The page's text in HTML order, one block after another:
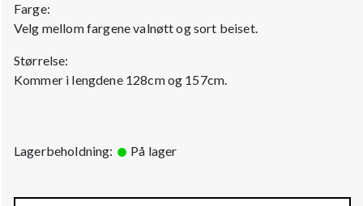
Farge:
Velg mellom fargene valnøtt og sort beiset.
Størrelse:
Kommer i lengdene 128cm og 157cm.
Lagerbeholdning: På lager